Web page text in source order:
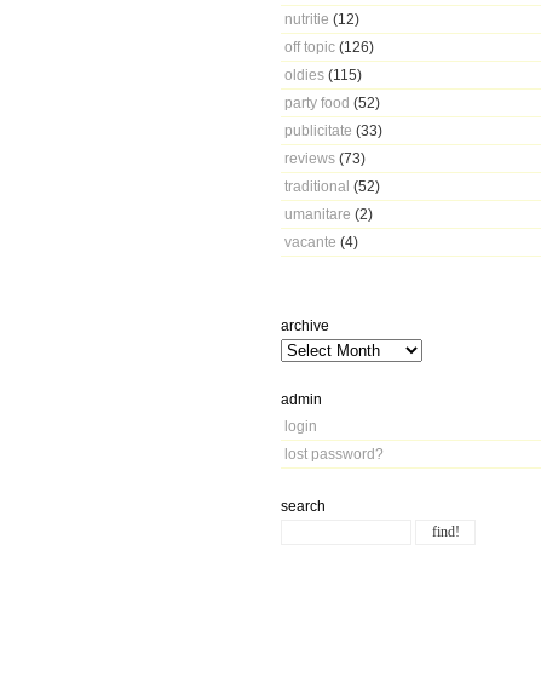
nutritie (12)
off topic (126)
oldies (115)
party food (52)
publicitate (33)
reviews (73)
traditional (52)
umanitare (2)
vacante (4)
archive
admin
login
lost password?
search